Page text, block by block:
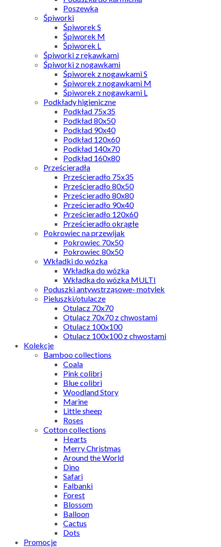
Poszewka
Śpiworki
Śpiworek S
Śpiworek M
Śpiworek L
Śpiworki z rękawkami
Śpiworki z nogawkami
Śpiworek z nogawkami S
Śpiworek z nogawkami M
Śpiworek z nogawkami L
Podkłady higieniczne
Podkład 75x35
Podkład 80x50
Podkład 90x40
Podkład 120x60
Podkład 140x70
Podkład 160x80
Prześcieradła
Prześcieradło 75x35
Prześcieradło 80x50
Prześcieradło 80x80
Prześcieradło 90x40
Prześcieradło 120x60
Prześcieradło okrągłe
Pokrowiec na przewijak
Pokrowiec 70x50
Pokrowiec 80x50
Wkładki do wózka
Wkładka do wózka
Wkładka do wózka MULTI
Poduszki antywstrząsowe- motylek
Pieluszki/otulacze
Otulacz 70x70
Otulacz 70x70 z chwostami
Otulacz 100x100
Otulacz 100x100 z chwostami
Kolekcje
Bamboo collections
Coala
Pink colibri
Blue colibri
Woodland Story
Marine
Little sheep
Roses
Cotton collections
Hearts
Merry Christmas
Around the World
Dino
Safari
Falbanki
Forest
Blossom
Balloon
Cactus
Dots
Promocje